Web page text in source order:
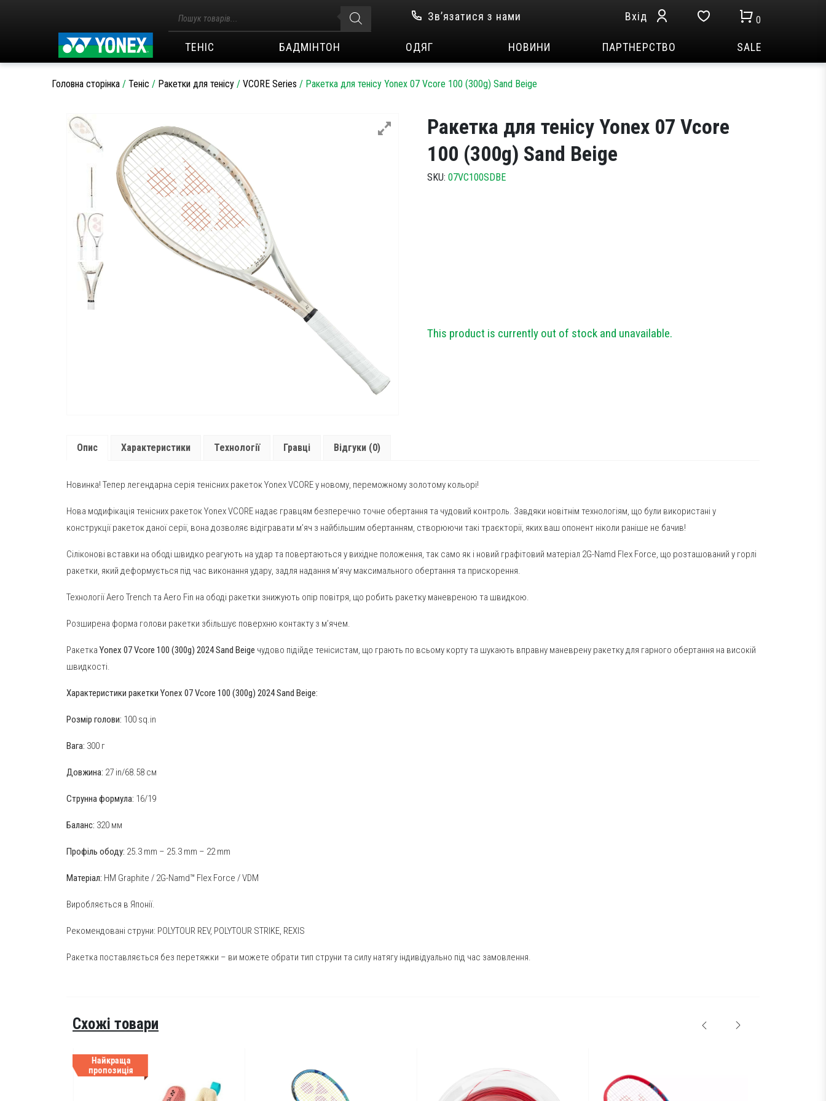
товарів
Зв’язатися з нами Вхід 0
ТЕНІС БАДМІНТОН ОДЯГ НОВИНИ ПАРТНЕРСТВО SALE
Головна сторінка / Теніс / Ракетки для тенісу / VCORE Series / Ракетка для тенісу Yonex 07 Vcore 100 (300g) Sand Beige
Ракетка для тенісу Yonex 07 Vcore
100 (300g) Sand Beige
SKU: 07VC100SDBE
This product is currently out of stock and unavailable.
Опис Характеристики Технології Гравці Відгуки (0)
Новинка! Тепер легендарна серія тенісних ракеток Yonex VCORE у новому, переможному золотому кольорі!
Нова модифікація тенісних ракеток Yonex VCORE надає гравцям безперечно точне обертання та чудовий контроль. Завдяки новітнім технологіям, що були використані у
конструкції ракеток даної серії, вона дозволяє відігравати м’яч з найбільшим обертанням, створюючи такі траєкторії, яких ваш опонент ніколи раніше не бачив!
Сіліконові вставки на ободі швидко реагують на удар та повертаються у вихідне положення, так само як і новий графітовий матеріал 2G-Namd Flex Force, що розташований у горлі
ракетки, який деформується під час виконання удару, задля надання м’ячу максимального обертання та прискорення.
Технології Aero Trench та Aero Fin на ободі ракетки знижують опір повітря, що робить ракетку маневреною та швидкою.
Розширена форма голови ракетки збільшує поверхню контакту з м’ячем.
Ракетка Yonex 07 Vcore 100 (300g) 2024 Sand Beige чудово підійде тенісистам, що грають по всьому корту та шукають вправну маневрену ракетку для гарного обертання на високій
швидкості.
Характеристики ракетки Yonex 07 Vcore 100 (300g) 2024 Sand Beige:
Розмір голови: 100 sq.in
Вага: 300 г
Довжина: 27 in/68.58 см
Струнна формула: 16/19
Баланс: 320 мм
Профіль ободу: 25.3 mm – 25.3 mm – 22 mm
Матеріал: HM Graphite / 2G-Namd™ Flex Force / VDM
Виробляється в Японії.
Рекомендовані струни: POLYTOUR REV, POLYTOUR STRIKE, REXIS
Ракетка поставляється без перетяжки – ви можете обрати тип струни та силу натягу індивідуально під час замовлення.
Схожі товари
Найкраща
пропозиція